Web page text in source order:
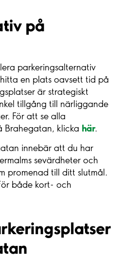
på
parkeringsalternativ
en plats oavsett tid på
är strategiskt
tillgång till närliggande
För att se alla
Brahegatan, klicka här.
innebär att du har
sevärdheter och
promenad till ditt slutmål.
både kort- och